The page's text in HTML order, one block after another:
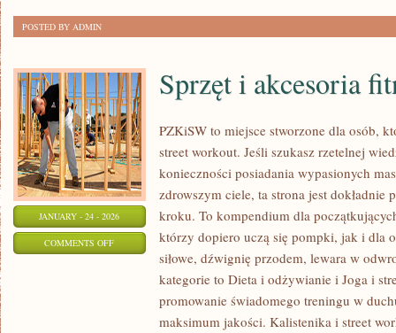
POSTED BY ADMIN
JANUARY - 24 - 2026
COMMENTS OFFON
AKCESORIA
Sprzęt i akcesoria
PZKiSW to miejsce stworzone dla osób,
street workout. Jeśli szukasz rzetelnej
konieczności posiadania wypasionych
zdrowszym ciele, ta strona jest
kroku. To kompendium dla
którzy dopiero uczą się pompki, jak i dla
siłowe, dźwignię przodem, lewara w
kategorie to Dieta i odżywianie i Joga i
promowanie świadomego treningu w
maksimum jakości. Kalistenika i street